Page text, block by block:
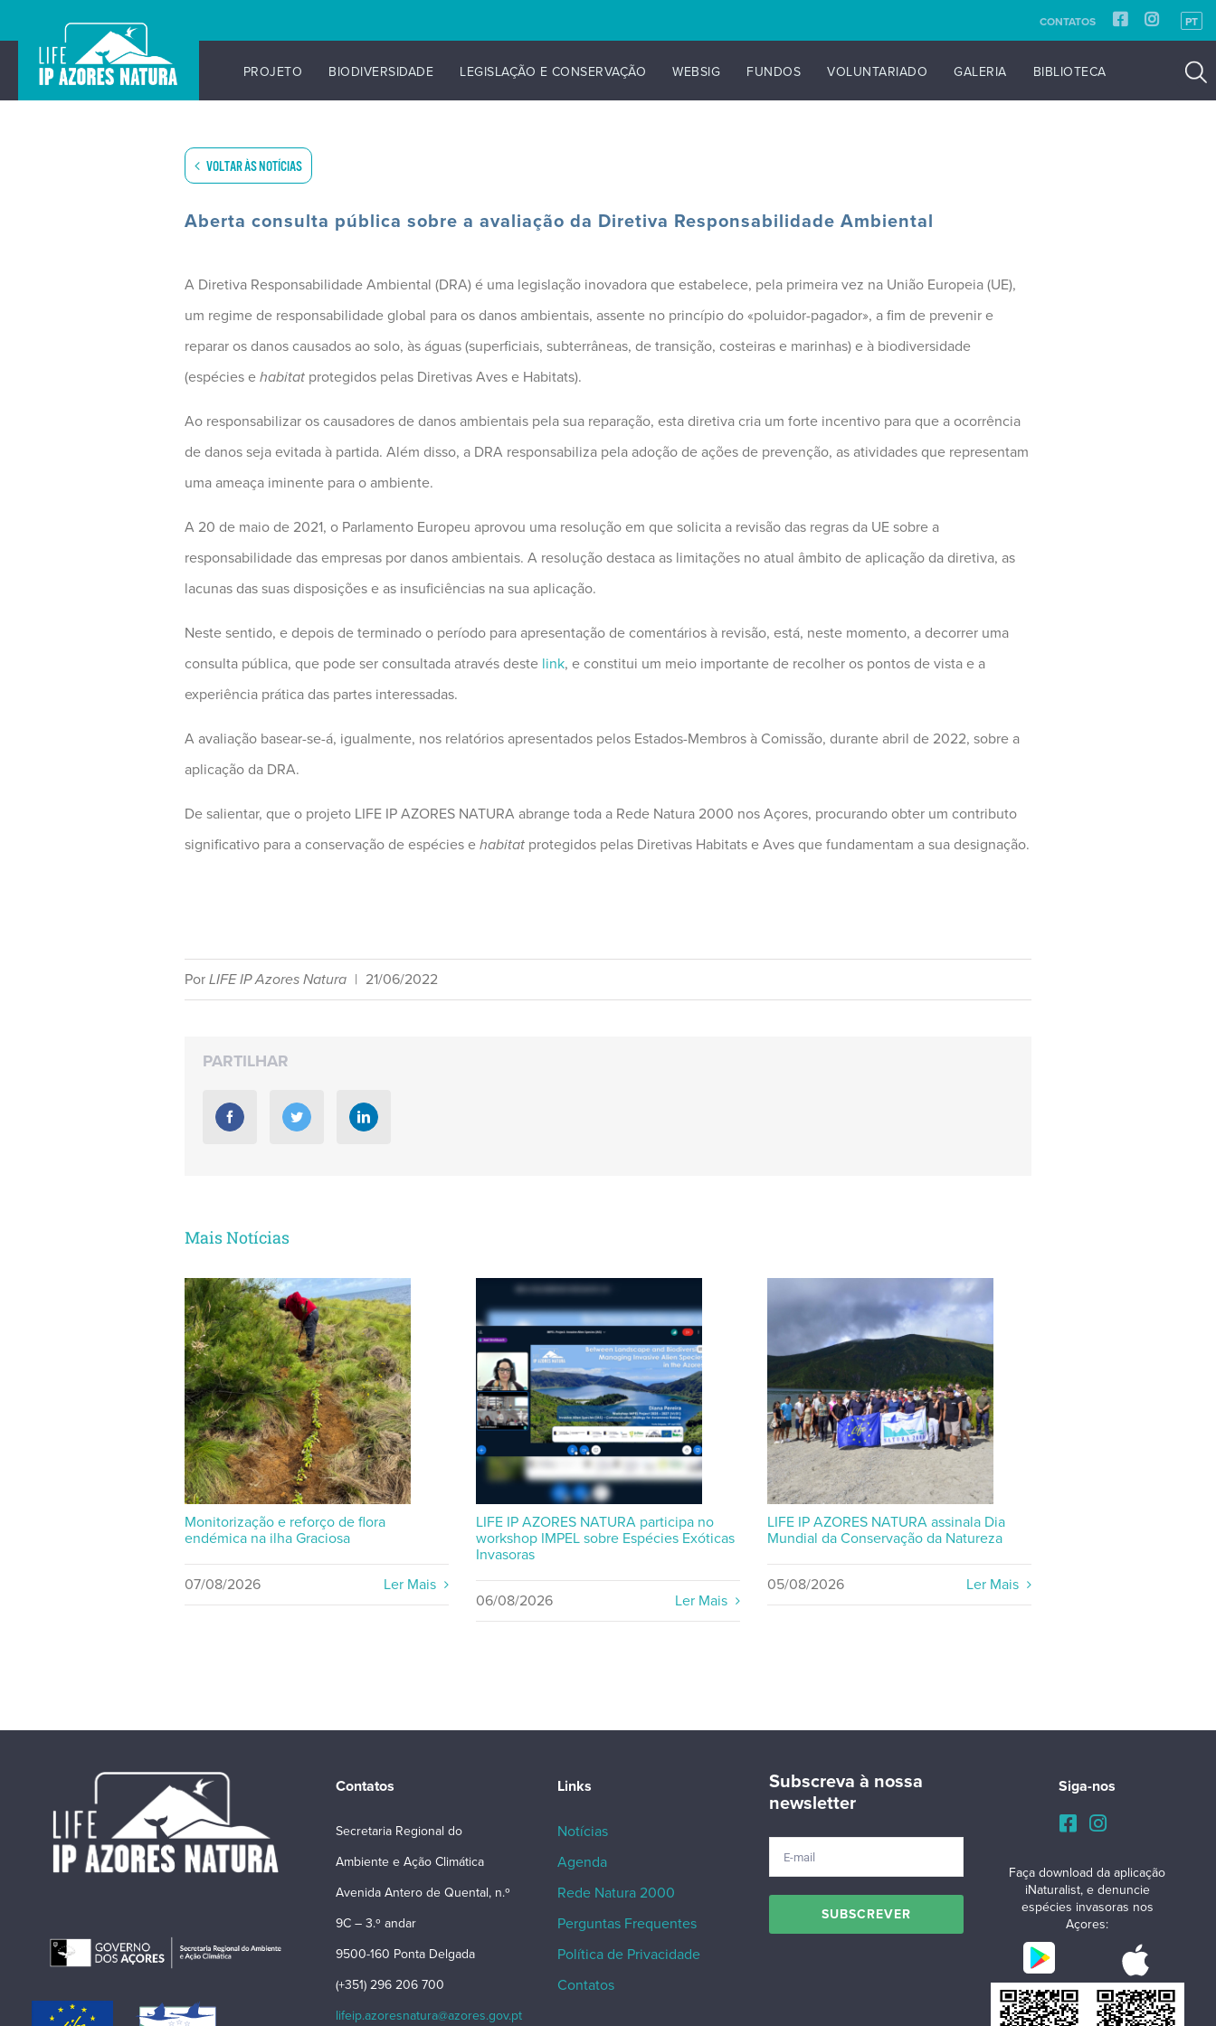
CONTATOS PT
PROJETO BIODIVERSIDADE LEGISLAÇÃO E CONSERVAÇÃO WEBSIG FUNDOS VOLUNTARIADO GALERIA BIBLIOTECA
VOLTAR ÀS NOTÍCIAS
Aberta consulta pública sobre a avaliação da Diretiva Responsabilidade Ambiental
A Diretiva Responsabilidade Ambiental (DRA) é uma legislação inovadora que estabelece, pela primeira vez na União Europeia (UE),
um regime de responsabilidade global para os danos ambientais, assente no princípio do «poluidor-pagador», a fim de prevenir e
reparar os danos causados ao solo, às águas (superficiais, subterrâneas, de transição, costeiras e marinhas) e à biodiversidade
(espécies ehabitat protegidos pelas Diretivas Aves e Habitats).
Ao responsabilizar os causadores de danos ambientais pela sua reparação, esta diretiva cria um forte incentivo para que a ocorrência
de danos seja evitada à partida. Além disso, a DRA responsabiliza pela adoção de ações de prevenção, as atividades que representam
uma ameaça iminente para o ambiente.
A 20 de maio de 2021, o Parlamento Europeu aprovou uma resolução em que solicita a revisão das regras da UE sobre a
responsabilidade das empresas por danos ambientais. A resolução destaca as limitações no atual âmbito de aplicação da diretiva, as
lacunas das suas disposições e as insuficiências na sua aplicação.
Neste sentido, e depois de terminado o período para apresentação de comentários à revisão, está, neste momento, a decorrer uma
consulta pública, que pode ser consultada através deste link, e constitui um meio importante de recolher os pontos de vista e a
experiência prática das partes interessadas.
A avaliação basear-se-á, igualmente, nos relatórios apresentados pelos Estados-Membros à Comissão, durante abril de 2022, sobre a
aplicação da DRA.
De salientar, que o projeto LIFE IP AZORES NATURA abrange toda a Rede Natura 2000 nos Açores, procurando obter um contributo
significativo para a conservação de espécies ehabitat protegidos pelas Diretivas Habitats e Aves que fundamentam a sua designação.
PorLIFE IP Azores Natura | 21/06/2022
PARTILHAR
Mais Notícias
Monitorização e reforço de flora
endémica na ilha Graciosa
07/08/2026 Ler Mais
LIFE IP AZORES NATURA participa no
workshop IMPEL sobre Espécies Exóticas
Invasoras
06/08/2026 Ler Mais
LIFE IP AZORES NATURA assinala Dia
Mundial da Conservação da Natureza
05/08/2026 Ler Mais
Contatos
Secretaria Regional do
Ambiente e Ação Climática
Avenida Antero de Quental, n.º
9C – 3.º andar
9500-160 Ponta Delgada
(+351) 296 206 700
lifeip.azoresnatura@azores.gov.pt
Links
Notícias
Agenda
Rede Natura 2000
Perguntas Frequentes
Política de Privacidade
Contatos
Subscreva à nossa
newsletter
Siga-nos
Faça download da aplicação
iNaturalist, e denuncie
espécies invasoras nos
Açores: